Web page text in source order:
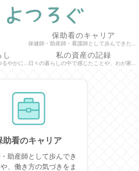
保助看のキャリア
保健師・助産師・看護師として歩んできた経験や、働き方の気づきをまとめています。 現場で感じたこと、学び続ける中で得た視点、キャリアの選択肢などを、 同じ道を歩く人にも届くよう、記録を残していきます。
し
4人家族で過ごす日々のことを、ゆるやかにまとめています。 子どもとの時間、家事や暮らしの工夫、ちいさな喜びや気づきなど、 わが家の“今”をそっと記録していく場所です。
私の資産の記録
日々の暮らしの中で感じたことや、わが家の資産づくりの記録をまとめています。 専門家ではないからこそ書ける、等身大の気づきや学びを大切にしながら、 “無理なく続けられる投資”を中心に、心の動きや工夫も記録として残していく場所です。
助看のキャリア
助産師として歩んでき
、働き方の気づきをま